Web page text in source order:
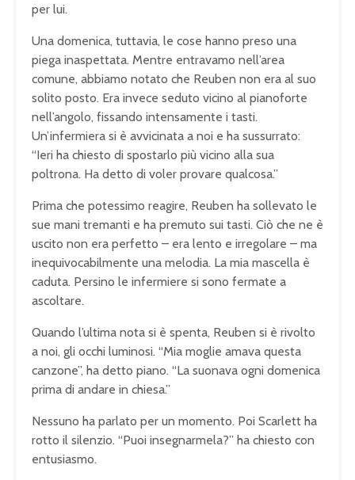
per lui.
Una domenica, tuttavia, le cose hanno preso una
piega inaspettata. Mentre entravamo nell’area
comune, abbiamo notato che Reuben non era al suo
solito posto. Era invece seduto vicino al pianoforte
nell’angolo, fissando intensamente i tasti.
Un’infermiera si è avvicinata a noi e ha sussurrato:
“Ieri ha chiesto di spostarlo più vicino alla sua
poltrona. Ha detto di voler provare qualcosa.”
Prima che potessimo reagire, Reuben ha sollevato le
sue mani tremanti e ha premuto sui tasti. Ciò che ne è
uscito non era perfetto – era lento e irregolare – ma
inequivocabilmente una melodia. La mia mascella è
caduta. Persino le infermiere si sono fermate a
ascoltare.
Quando l’ultima nota si è spenta, Reuben si è rivolto
a noi, gli occhi luminosi. “Mia moglie amava questa
canzone”, ha detto piano. “La suonava ogni domenica
prima di andare in chiesa.”
Nessuno ha parlato per un momento. Poi Scarlett ha
rotto il silenzio. “Puoi insegnarmela?” ha chiesto con
entusiasmo.